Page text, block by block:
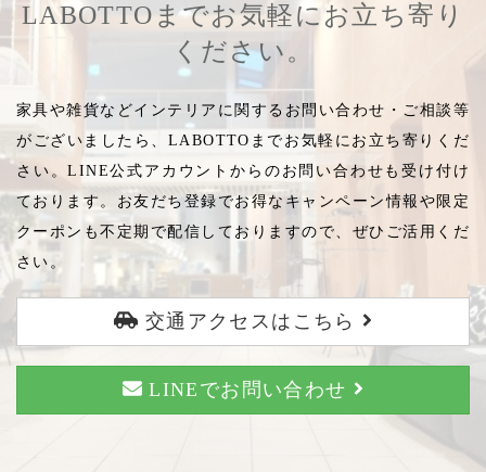
LABOTTOまでお気軽にお立ち寄り
ください。
家具や雑貨などインテリアに関するお問い合わせ・ご相談等
がございましたら、LABOTTOまでお気軽にお立ち寄りくだ
さい。LINE公式アカウントからのお問い合わせも受け付け
ております。お友だち登録でお得なキャンペーン情報や限定
クーポンも不定期で配信しておりますので、ぜひご活用くだ
さい。
交通アクセスはこちら
LINEでお問い合わせ